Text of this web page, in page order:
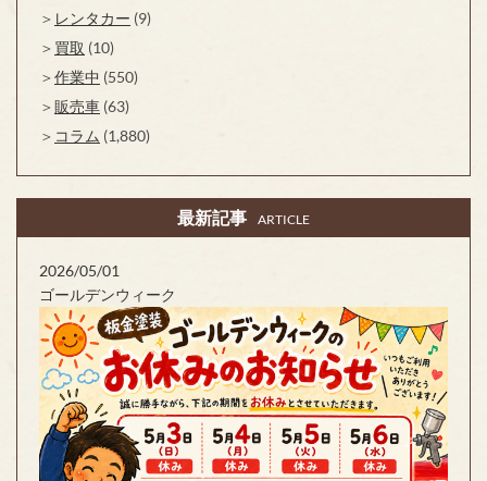
レンタカー (9)
買取 (10)
作業中 (550)
販売車 (63)
コラム (1,880)
最新記事 ARTICLE
2026/05/01
ゴールデンウィーク